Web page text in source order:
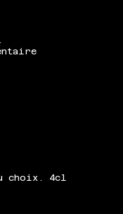
choix. 4cl